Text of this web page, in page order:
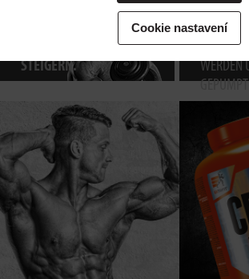
STEIGERN.
ICH
TRAINING
WERDEN
kontaktovat, obraťte se prosím na e-mailovou adresu
Podrobné informace k souborům cookies a více o tom,
zpracováváme vaše osobní údaje můžete najít v naší
Cookie nastavení